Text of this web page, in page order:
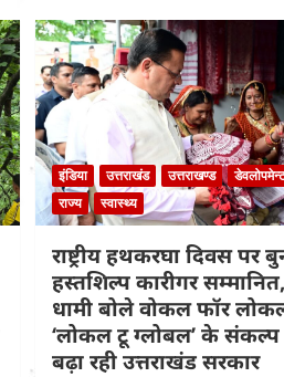
इंडिया उत्तराखंड उत्तराखण्ड
राज्य
स्वास्थ्य
राष्ट्रीय हथकरघा दिवस
हस्तशिल्प कारीगर
धामी बोले वोकल फॉर
‘लोकल टू ग्लोबल’ के
बढ़ा रही उत्तराखंड सरकार